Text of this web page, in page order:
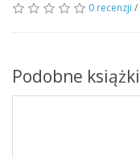
0 recenzji /
Podobne książki